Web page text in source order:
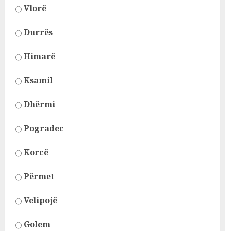
Vlorë
Durrës
Himarë
Ksamil
Dhërmi
Pogradec
Korcë
Përmet
Velipojë
Golem